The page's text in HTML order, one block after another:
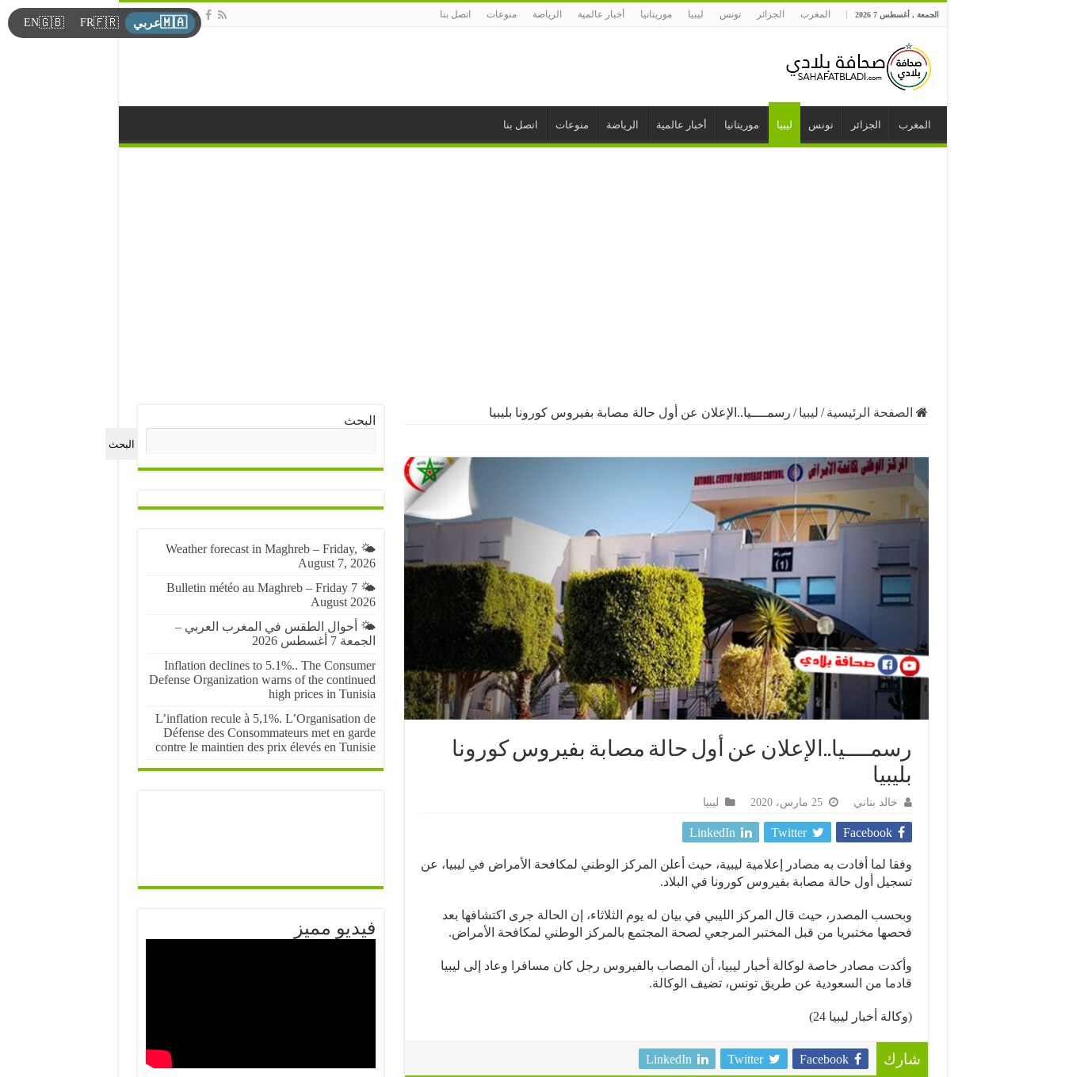
الجمعة , أغسطس 7 2026 المغرب الجزائر تونس ليبيا موريتانيا أخبار عالمية الرياضة منوعات اتصل بنا
المغرب الجزائر تونس ليبيا موريتانيا أخبار عالمية الرياضة منوعات اتصل بنا
الصفحة الرئيسية / ليبيا / رسمــــيا..الإعلان عن أول حالة مصابة بفيروس كورونا بليبيا
رسمــــيا..الإعلان عن أول حالة مصابة بفيروس كورونا
بليبيا
خالد بناني 25 مارس، 2020 ليبيا
Facebook
Twitter
LinkedIn
وفقا لما أفادت به مصادر إعلامية ليبية، حيث أعلن المركز الوطني لمكافحة الأمراض في ليبيا، عن
تسجيل أول حالة مصابة بفيروس كورونا في البلاد.
وبحسب المصدر، حيث قال المركز الليبي في بيان له يوم الثلاثاء، إن الحالة جرى اكتشافها بعد
فحصها مختبريا من قبل المختبر المرجعي لصحة المجتمع بالمركز الوطني لمكافحة الأمراض.
وأكدت مصادر خاصة لوكالة أخبار ليبيا، أن المصاب بالفيروس رجل كان مسافرا وعاد إلى ليبيا
قادما من السعودية عن طريق تونس، تضيف الوكالة.
(وكالة أخبار ليبيا 24)
شارك Facebook
Twitter
LinkedIn
البحث
البحث
🌤️ Weather forecast in Maghreb – Friday,
August 7, 2026
🌤️ Bulletin météo au Maghreb – Friday 7
August 2026
🌤️ أحوال الطقس في المغرب العربي –
الجمعة 7 أغسطس 2026
Inflation declines to 5.1%.. The Consumer
Defense Organization warns of the continued
high prices in Tunisia
L’inflation recule à 5,1%. L’Organisation de
Défense des Consommateurs met en garde
contre le maintien des prix élevés en Tunisie
فيديو مميز
🇲🇦عربي 🇫🇷
FR
🇬🇧
EN